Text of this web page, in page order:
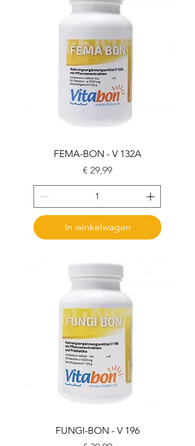
FEMA-BON - V 132A
Prijs
€ 29,99
In winkelwagen
FUNGI-BON - V 196